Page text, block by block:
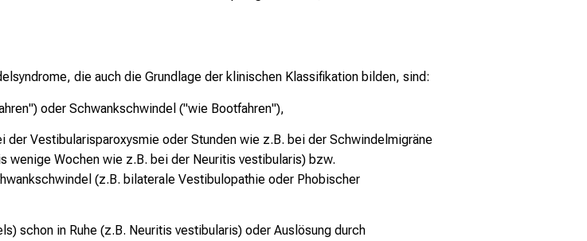
die auch die Grundlage der klinischen Klassifikation bilden, sind:
oder Schwankschwindel ("wie Bootfahren"),
Vestibularisparoxysmie oder Stunden wie z.B. bei der Schwindelmigräne
wenige Wochen wie z.B. bei der Neuritis vestibularis) bzw.
(z.B. bilaterale Vestibulopathie oder Phobischer
schon in Ruhe (z.B. Neuritis vestibularis) oder Auslösung durch